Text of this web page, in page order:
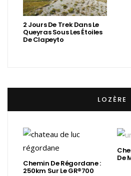
2 Jours De Trek Dans Le
Queyras Sous Les Étoiles
De Clapeyto
LOZÈRE
Chemin De Régordane :
250km Sur Le GR®700
De